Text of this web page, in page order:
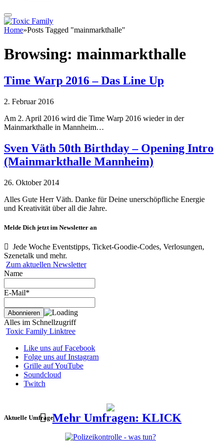
Home»Posts Tagged "mainmarkthalle"
Browsing: mainmarkthalle
Time Warp 2016 – Das Line Up
2. Februar 2016
Am 2. April 2016 wird die Time Warp 2016 wieder in der
Mainmarkthalle in Mannheim…
Sven Väth 50th Birthday – Opening Intro
(Mainmarkthalle Mannheim)
26. Oktober 2014
Alles Gute Herr Väth. Danke für Deine un­er­schöpf­liche Energie
und Kreativität über all die Jahre.
Melde Dich jetzt im Newsletter an
Jede Woche Eventstipps, Ticket-Goodie-Codes, Verlosungen,
Szenetalk und mehr.
Zum aktuellen Newsletter
Name
E-Mail*
Alles im Schnellzugriff
Toxic Family Linktree
Like uns auf Facebook
Folge uns auf Instagram
Grille auf YouTube
Soundcloud
Twitch
Aktuelle UmfrageMehr Umfragen: KLICK